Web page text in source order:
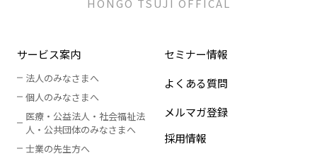
HONGO TSUJI OFFICAL
サービス案内
法人のみなさまへ
個人のみなさまへ
医療・公益法人・社会福祉法
人 ・ 公共団体のみなさまへ
士業の先生方へ
セミナー情報
よくある質問
メルマガ登録
採用情報